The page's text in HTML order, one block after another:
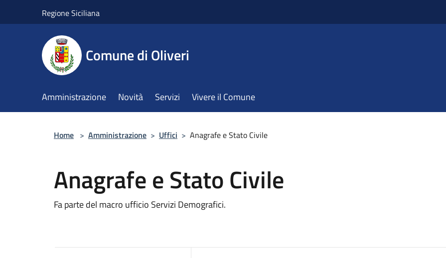
Regione Siciliana
Comune di Oliveri
Amministrazione Novità Servizi Vivere il Comune
Home > Amministrazione > Uffici > Anagrafe e Stato Civile
Anagrafe e Stato Civile
Fa parte del macro ufficio Servizi Demografici.